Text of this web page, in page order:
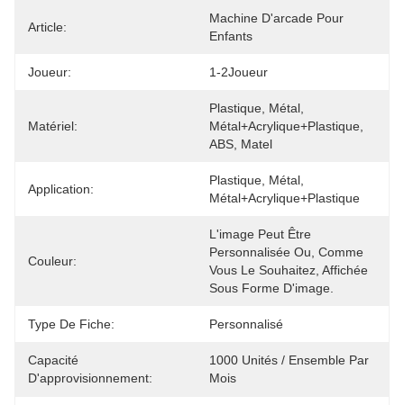
Article:
Machine D'arcade Pour
Enfants
Joueur: 1-2Joueur
Matériel:
Plastique, Métal,
Métal+acrylique+plastique,
ABS, Matel
Application:
Plastique, Métal,
Métal+acrylique+plastique
Couleur:
L'image Peut Être
Personnalisée Ou, Comme
Vous Le Souhaitez, Affichée
Sous Forme D'image.
Type De Fiche: Personnalisé
Capacité
D'approvisionnement:
1000 Unités / Ensemble Par
Mois